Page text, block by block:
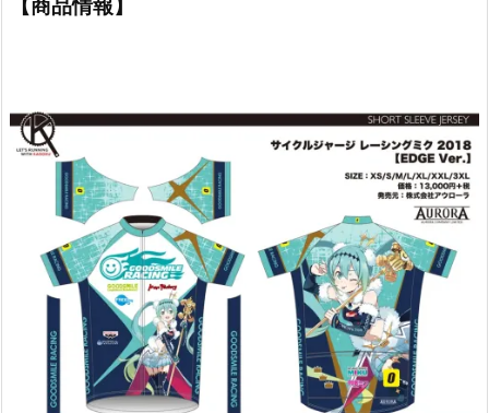
【商品情報】